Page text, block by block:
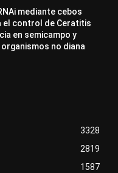
mediante cebos
el control de Ceratitis
en semicampo y
no diana
3328
2819
1587